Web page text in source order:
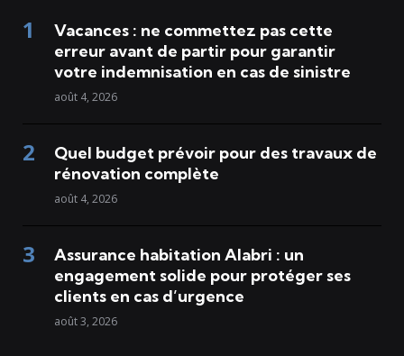
Vacances : ne commettez pas cette
erreur avant de partir pour garantir
votre indemnisation en cas de sinistre
août 4, 2026
Quel budget prévoir pour des travaux de
rénovation complète
août 4, 2026
Assurance habitation Alabri : un
engagement solide pour protéger ses
clients en cas d’urgence
août 3, 2026